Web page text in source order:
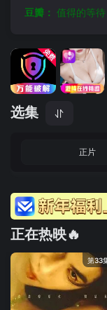
豆瓣： 值得的等待
选集
正片
正在热映🔥
第33